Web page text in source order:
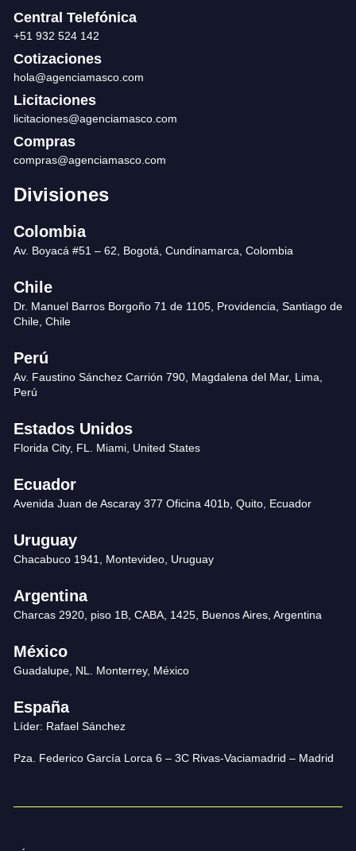
Central Telefónica
+51 932 524 142
Cotizaciones
hola@agenciamasco.com
Licitaciones
licitaciones@agenciamasco.com
Compras
compras@agenciamasco.com
Divisiones
Colombia
Av. Boyacá #51 – 62, Bogotá, Cundinamarca, Colombia
Chile
Dr. Manuel Barros Borgoño 71 de 1105, Providencia, Santiago de
Chile, Chile
Perú
Av. Faustino Sánchez Carrión 790, Magdalena del Mar, Lima,
Perú
Estados Unidos
Florida City, FL. Miami, United States
Ecuador
Avenida Juan de Ascaray 377 Oficina 401b, Quito, Ecuador
Uruguay
Chacabuco 1941, Montevideo, Uruguay
Argentina
Charcas 2920, piso 1B, CABA, 1425, Buenos Aires, Argentina
México
Guadalupe, NL. Monterrey, México
España
Líder: Rafael Sánchez
Pza. Federico García Lorca 6 – 3C Rivas-Vaciamadrid – Madrid